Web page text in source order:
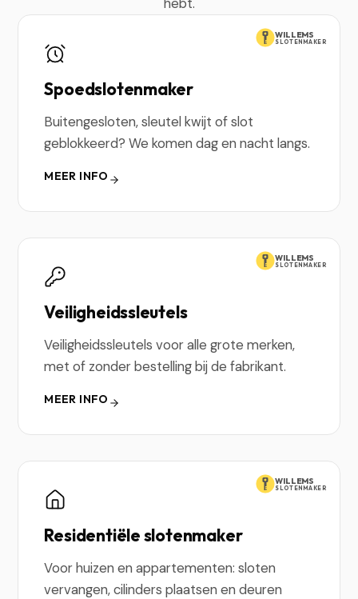
WILLEMS
SLOTENMAKER
Spoedslotenmaker
Buitengesloten, sleutel kwijt of slot
geblokkeerd? We komen dag en nacht langs.
MEER INFO
WILLEMS
SLOTENMAKER
Veiligheidssleutels
Veiligheidssleutels voor alle grote merken,
met of zonder bestelling bij de fabrikant.
MEER INFO
WILLEMS
SLOTENMAKER
Residentiële slotenmaker
Voor huizen en appartementen: sloten
vervangen, cilinders plaatsen en deuren